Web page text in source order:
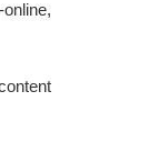
online,